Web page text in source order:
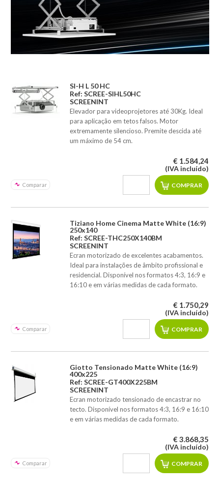
SI-H L 50 HC
Ref: SCREE-SIHL50HC
SCREENINT
Elevador para videoprojetores até 30Kg. Ideal
para aplicação em tetos falsos. Motor
extremamente silencioso. Premite descida até
um máximo de 54 cm.
Comparar
€ 1.584,24
(IVA incluído)
Tiziano Home Cinema Matte White (16:9)
250x140
Ref: SCREE-THC250X140BM
SCREENINT
Ecran motorizado de excelentes acabamentos.
Ideal para instalações de âmbito profissional e
residencial. Disponível nos formatos 4:3, 16:9 e
16:10 e em várias medidas de cada formato.
Comparar
€ 1.750,29
(IVA incluído)
Giotto Tensionado Matte White (16:9)
400x225
Ref: SCREE-GT400X225BM
SCREENINT
Ecran motorizado tensionado de encastrar no
tecto. Disponível nos formatos 4:3, 16:9 e 16:10
e em várias medidas de cada formato.
Comparar
€ 3.868,35
(IVA incluído)